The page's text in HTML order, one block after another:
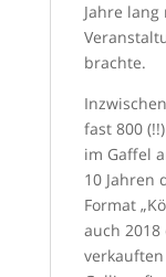
Jahre
brachte.
fast 800
im Gaffel
10 Jahren
Format
auch